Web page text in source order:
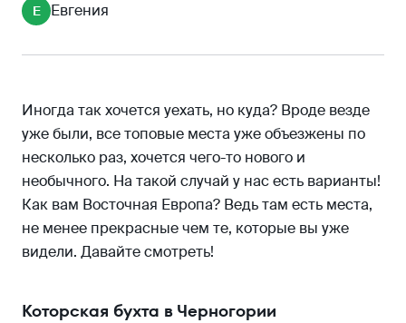
Колизей в Хорватии
Е Евгения
Иногда так хочется уехать, но куда? Вроде везде
уже были, все топовые места уже объезжены по
несколько раз, хочется чего-то нового и
необычного. На такой случай у нас есть варианты!
Как вам Восточная Европа? Ведь там есть места,
не менее прекрасные чем те, которые вы уже
видели. Давайте смотреть!
Которская бухта в Черногории